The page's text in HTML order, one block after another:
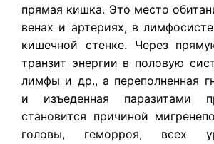
прямая кишка. Это место
венах и артериях, в
кишечной стенке. Через
транзит энергии в половую
лимфы и др., а переполненная
и изъеденная паразитами
становится причиной
головы, геморроя, всех